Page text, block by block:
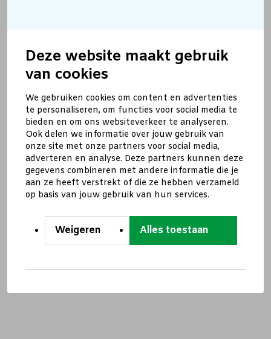
Deze website maakt gebruik
van cookies
We gebruiken cookies om content en advertenties
te personaliseren, om functies voor social media te
bieden en om ons websiteverkeer te analyseren.
Ook delen we informatie over jouw gebruik van
onze site met onze partners voor social media,
adverteren en analyse. Deze partners kunnen deze
gegevens combineren met andere informatie die je
aan ze heeft verstrekt of die ze hebben verzameld
op basis van jouw gebruik van hun services.
Weigeren Alles toestaan